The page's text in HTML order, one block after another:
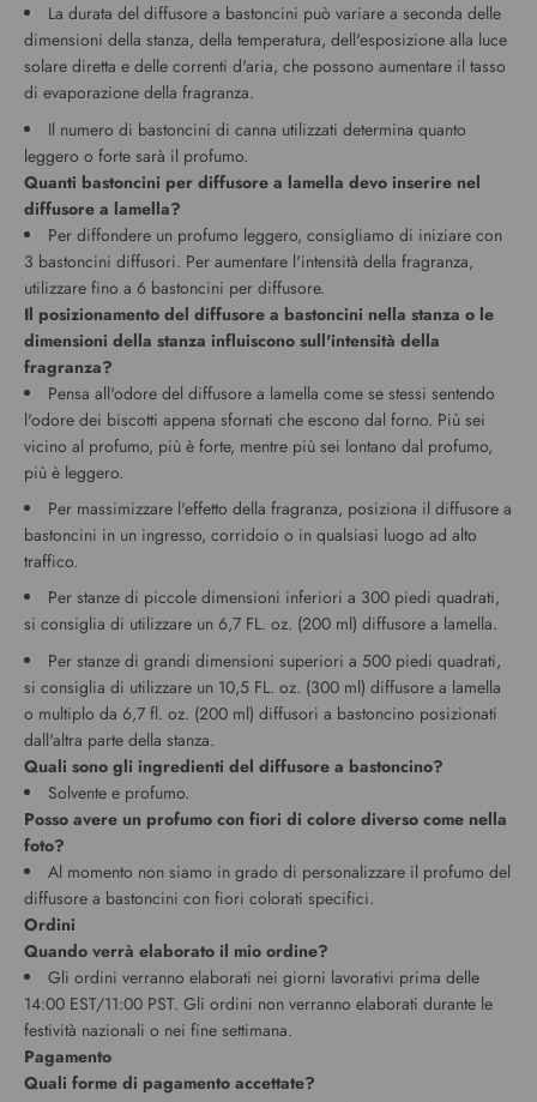
La durata del diffusore a bastoncini può variare a seconda delle
dimensioni della stanza, della temperatura, dell'esposizione alla luce
solare diretta e delle correnti d'aria, che possono aumentare il tasso
di evaporazione della fragranza.
Il numero di bastoncini di canna utilizzati determina quanto
leggero o forte sarà il profumo.
Quanti bastoncini per diffusore a lamella devo inserire nel
diffusore a lamella?
Per diffondere un profumo leggero, consigliamo di iniziare con
3 bastoncini diffusori. Per aumentare l'intensità della fragranza,
utilizzare fino a 6 bastoncini per diffusore.
Il posizionamento del diffusore a bastoncini nella stanza o le
dimensioni della stanza influiscono sull'intensità della
fragranza?
Pensa all'odore del diffusore a lamella come se stessi sentendo
l'odore dei biscotti appena sfornati che escono dal forno. Più sei
vicino al profumo, più è forte, mentre più sei lontano dal profumo,
più è leggero.
Per massimizzare l'effetto della fragranza, posiziona il diffusore a
bastoncini in un ingresso, corridoio o in qualsiasi luogo ad alto
traffico.
Per stanze di piccole dimensioni inferiori a 300 piedi quadrati,
si consiglia di utilizzare un 6,7 FL. oz. (200 ml) diffusore a lamella.
Per stanze di grandi dimensioni superiori a 500 piedi quadrati,
si consiglia di utilizzare un 10,5 FL. oz. (300 ml) diffusore a lamella
o multiplo da 6,7 ​​fl. oz. (200 ml) diffusori a bastoncino posizionati
dall'altra parte della stanza.
Quali sono gli ingredienti del diffusore a bastoncino?
Solvente e profumo.
Posso avere un profumo con fiori di colore diverso come nella
foto?
Al momento non siamo in grado di personalizzare il profumo del
diffusore a bastoncini con fiori colorati specifici.
Ordini
Quando verrà elaborato il mio ordine?
Gli ordini verranno elaborati nei giorni lavorativi prima delle
14:00 EST/11:00 PST. Gli ordini non verranno elaborati durante le
festività nazionali o nei fine settimana.
Pagamento
Quali forme di pagamento accettate?